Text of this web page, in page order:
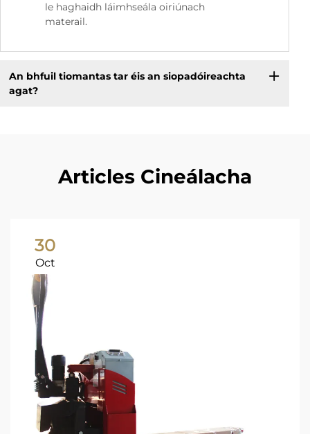
le haghaidh láimhseála oiriúnach
materail.
An bhfuil tiomantas tar éis an siopadóireachta
agat?
Articles Cineálacha
30
Oct